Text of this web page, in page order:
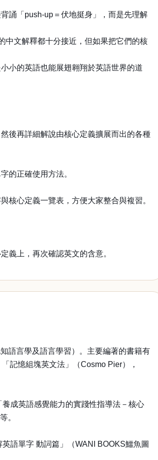
誦「push-up＝伏地挺身」，而是先理解
中文解釋都十分接近，但如果把它們的核
小的英語也能展翅翱翔於英語世界的道
後再詳細解說由核心定義擴展而出的各種
的正確使用方法。
核心定義一覽表，方便大家整合與複習。
義上，再次確認英文的含意。
語言學及語言學習）。主要編著的書籍有
記憶組塊英文法」（Cosmo Pier），
成英語感覺能力的實踐性指導法－核心
。
語單字 動詞篇」（WANI BOOKS鱷魚圖